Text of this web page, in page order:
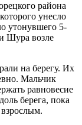
района
унесло
утонувшего 5-
Шура возле
на берегу. Их
Мальчик
равновесие
берега, пока